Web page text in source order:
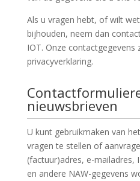
Als u vragen hebt, of wilt
bijhouden, neem dan
IOT. Onze
privacyverklaring.
nieuwsbrieven
U kunt gebruikmaken van
vragen te stellen of
(factuur)adres, e-
en andere NAW-gegevens